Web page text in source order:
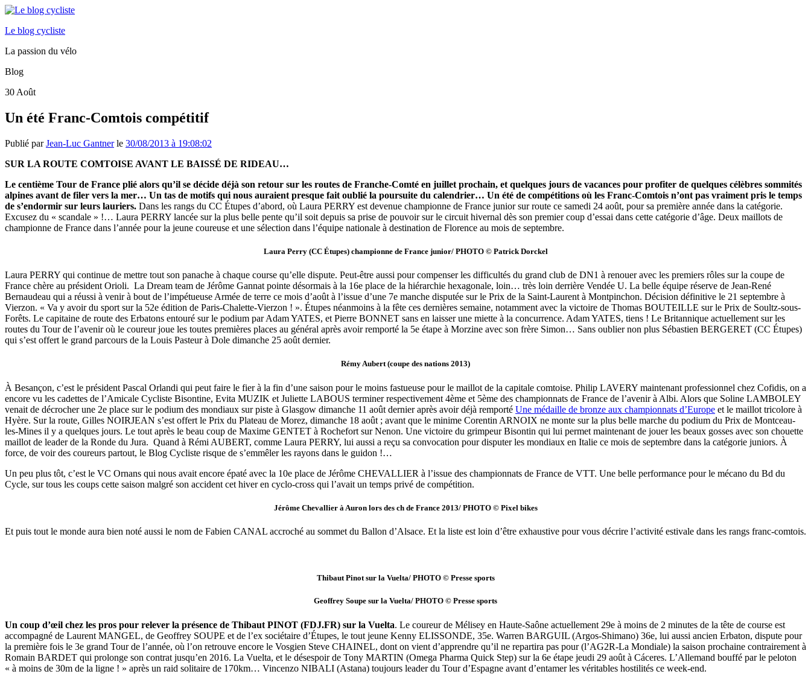
Le blog cycliste
La passion du vélo
Blog
30 Août
Un été Franc-Comtois compétitif
Publié parJean-Luc Gantnerle 30/08/2013 à 19:08:02
SUR LA ROUTE COMTOISE AVANT LE BAISSÉ DE RIDEAU…
Le centième Tour de France plié alors qu’il se décide déjà son retour sur les routes de Franche-Comté en juillet prochain, et quelques jours de vacances pour profiter de quelques célèbres sommités
alpines avant de filer vers la mer… Un tas de motifs qui nous auraient presque fait oublié la poursuite du calendrier… Un été de compétitions où les Franc-Comtois n’ont pas vraiment pris le temps
de s’endormir sur leurs lauriers. Dans les rangs du CC Étupes d’abord, où Laura PERRY est devenue championne de France junior sur route ce samedi 24 août, pour sa première année dans la catégorie.
Excusez du « scandale » !… Laura PERRY lancée sur la plus belle pente qu’il soit depuis sa prise de pouvoir sur le circuit hivernal dès son premier coup d’essai dans cette catégorie d’âge. Deux maillots de
championne de France dans l’année pour la jeune coureuse et une sélection dans l’équipe nationale à destination de Florence au mois de septembre.
Laura Perry (CC Étupes) championne de France junior/ PHOTO © Patrick Dorckel
Laura PERRY qui continue de mettre tout son panache à chaque course qu’elle dispute. Peut-être aussi pour compenser les difficultés du grand club de DN1 à renouer avec les premiers rôles sur la coupe de
France chère au président Orioli. La Dream team de Jérôme Gannat pointe désormais à la 16e place de la hiérarchie hexagonale, loin… très loin derrière Vendée U. La belle équipe réserve de Jean-René
Bernaudeau qui a réussi à venir à bout de l’impétueuse Armée de terre ce mois d’août à l’issue d’une 7e manche disputée sur le Prix de la Saint-Laurent à Montpinchon. Décision définitive le 21 septembre à
Vierzon. « Va y avoir du sport sur la 52e édition de Paris-Chalette-Vierzon ! ». Étupes néanmoins à la fête ces dernières semaine, notamment avec la victoire de Thomas BOUTEILLE sur le Prix de Soultz-sous-
Forêts. Le capitaine de route des Erbatons entouré sur le podium par Adam YATES, et Pierre BONNET sans en laisser une miette à la concurrence. Adam YATES, tiens ! Le Britannique actuellement sur les
routes du Tour de l’avenir où le coureur joue les toutes premières places au général après avoir remporté la 5e étape à Morzine avec son frère Simon… Sans oublier non plus Sébastien BERGERET (CC Étupes)
qui s’est offert le grand parcours de la Louis Pasteur à Dole dimanche 25 août dernier.
Rémy Aubert (coupe des nations 2013)
À Besançon, c’est le président Pascal Orlandi qui peut faire le fier à la fin d’une saison pour le moins fastueuse pour le maillot de la capitale comtoise. Philip LAVERY maintenant professionnel chez Cofidis, on a
encore vu les cadettes de l’Amicale Cycliste Bisontine, Evita MUZIK et Juliette LABOUS terminer respectivement 4ème et 5ème des championnats de France de l’avenir à Albi. Alors que Soline LAMBOLEY
venait de décrocher une 2e place sur le podium des mondiaux sur piste à Glasgow dimanche 11 août dernier après avoir déjà remporté Une médaille de bronze aux championnats d’Europe et le maillot tricolore à
Hyère. Sur la route, Gilles NOIRJEAN s’est offert le Prix du Plateau de Morez, dimanche 18 août ; avant que le minime Corentin ARNOIX ne monte sur la plus belle marche du podium du Prix de Montceau-
les-Mines il y a quelques jours. Le tout après le beau coup de Maxime GENTET à Rochefort sur Nenon. Une victoire du grimpeur Bisontin qui lui permet maintenant de jouer les beaux gosses avec son chouette
maillot de leader de la Ronde du Jura. Quand à Rémi AUBERT, comme Laura PERRY, lui aussi a reçu sa convocation pour disputer les mondiaux en Italie ce mois de septembre dans la catégorie juniors. À
force, de voir des coureurs partout, le Blog Cycliste risque de s’emmêler les rayons dans le guidon !…
Un peu plus tôt, c’est le VC Ornans qui nous avait encore épaté avec la 10e place de Jérôme CHEVALLIER à l’issue des championnats de France de VTT. Une belle performance pour le mécano du Bd du
Cycle, sur tous les coups cette saison malgré son accident cet hiver en cyclo-cross qui l’avait un temps privé de compétition.
Jérôme Chevallier à Auron lors des ch de France 2013/ PHOTO © Pixel bikes
Et puis tout le monde aura bien noté aussi le nom de Fabien CANAL accroché au sommet du Ballon d’Alsace. Et la liste est loin d’être exhaustive pour vous décrire l’activité estivale dans les rangs franc-comtois.
Thibaut Pinot sur la Vuelta/ PHOTO © Presse sports
Geoffrey Soupe sur la Vuelta/ PHOTO © Presse sports
Un coup d’œil chez les pros pour relever la présence de Thibaut PINOT (FDJ.FR) sur la Vuelta. Le coureur de Mélisey en Haute-Saône actuellement 29e à moins de 2 minutes de la tête de course est
accompagné de Laurent MANGEL, de Geoffrey SOUPE et de l’ex sociétaire d’Étupes, le tout jeune Kenny ELISSONDE, 35e. Warren BARGUIL (Argos-Shimano) 36e, lui aussi ancien Erbaton, dispute pour
la première fois le 3e grand Tour de l’année, où l’on retrouve encore le Vosgien Steve CHAINEL, dont on vient d’apprendre qu’il ne repartira pas pour (l’AG2R-La Mondiale) la saison prochaine contrairement à
Romain BARDET qui prolonge son contrat jusqu’en 2016. La Vuelta, et le désespoir de Tony MARTIN (Omega Pharma Quick Step) sur la 6e étape jeudi 29 août à Cáceres. L’Allemand bouffé par le peloton
« à moins de 30m de la ligne ! » après un raid solitaire de 170km… Vincenzo NIBALI (Astana) toujours leader du Tour d’Espagne avant d’entamer les véritables hostilités ce week-end.